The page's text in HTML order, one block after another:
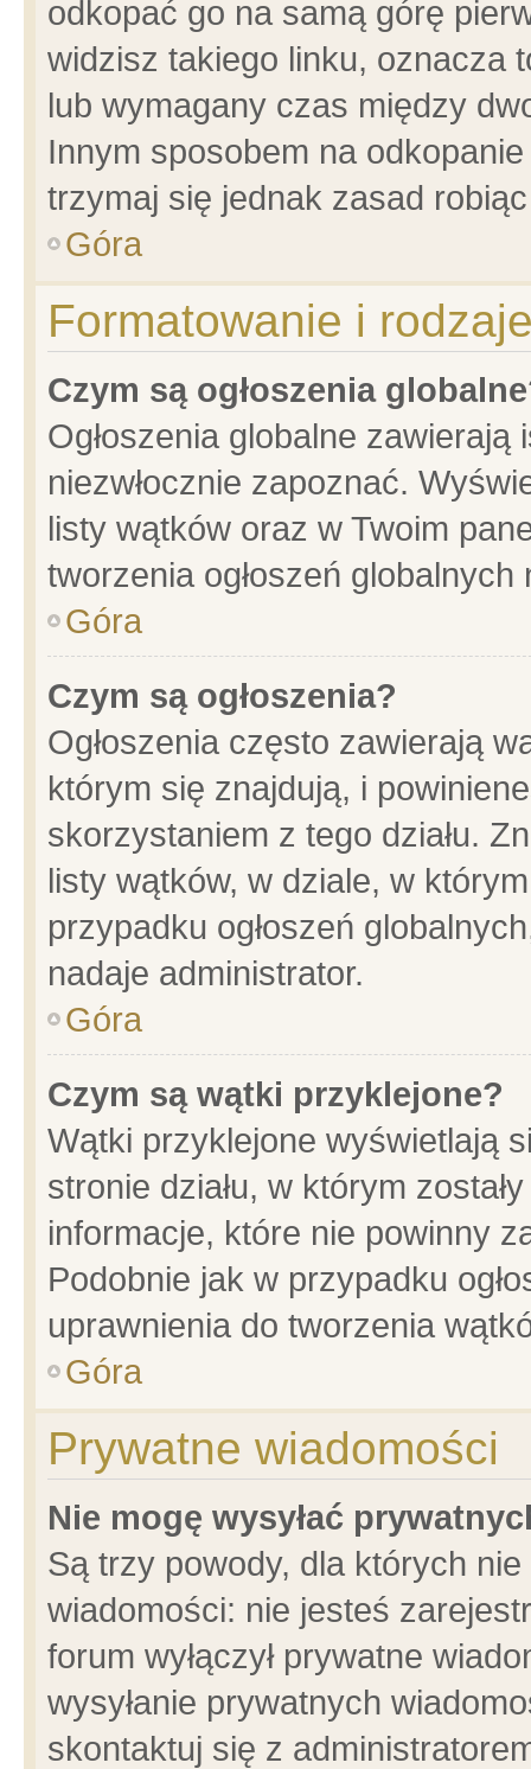
odkopać go na samą górę
widzisz takiego linku, oznacza
lub wymagany czas między
Innym sposobem na
trzymaj się jednak zasad
Góra
Formatowanie i
Czym są ogłoszenia
Ogłoszenia globalne
niezwłocznie zapoznać.
listy wątków oraz w Twoim
tworzenia ogłoszeń
Góra
Czym są ogłoszenia?
Ogłoszenia często zawierają
którym się znajdują, i
skorzystaniem z tego działu.
listy wątków, w dziale, w
przypadku ogłoszeń
nadaje administrator.
Góra
Czym są wątki przyklejone?
Wątki przyklejone wyświetlają
stronie działu, w którym
informacje, które nie powinny
Podobnie jak w przypadku
uprawnienia do tworzenia
Góra
Prywatne wiadomości
Nie mogę wysyłać
Są trzy powody, dla których
wiadomości: nie jesteś
forum wyłączył prywatne
wysyłanie prywatnych
skontaktuj się z